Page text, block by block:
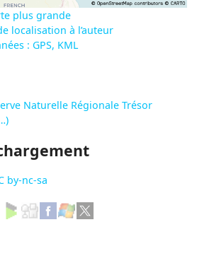
plus grande
localisation à l’auteur
: GPS, KML
Naturelle Régionale Trésor
by-nc-sa